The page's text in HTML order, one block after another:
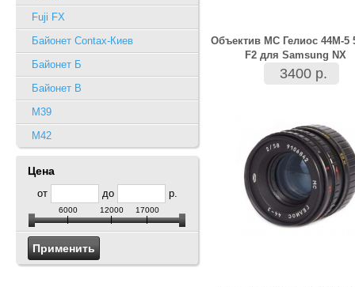
Fuji FX
Байонет Contax-Киев
Байонет Б
Байонет В
M39
M42
Цена
от до р.
6000 12000 17000
Объектив МС Гелиос 44М-5
F2 для Samsung NX
3400 р.